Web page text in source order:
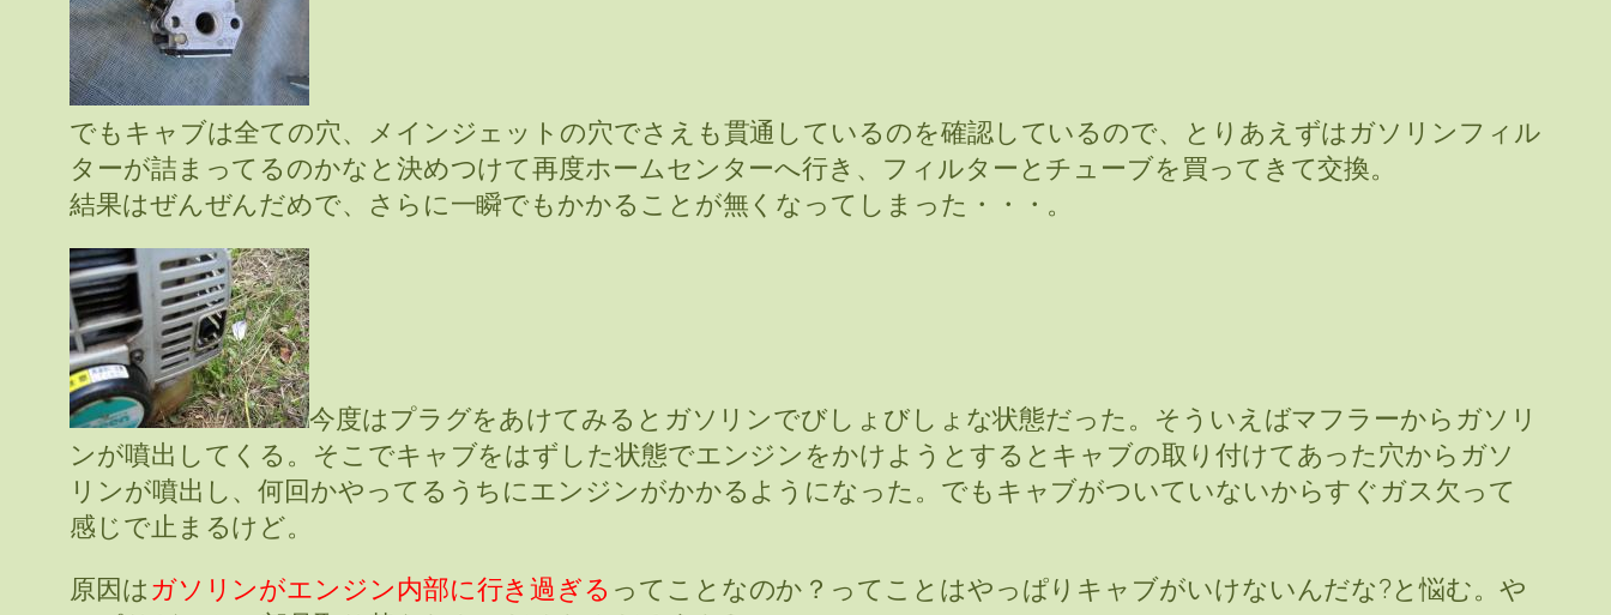
でもキャブは全ての穴、メインジェットの穴でさえも貫通しているのを確認しているので、とりあえずはガソリンフィル
ターが詰まってるのかなと決めつけて再度ホームセンターへ行き、フィルターとチューブを買ってきて交換。
結果はぜんぜんだめで、さらに一瞬でもかかることが無くなってしまった・・・。
今度はプラグをあけてみるとガソリンでびしょびしょな状態だった。そういえばマフラーからガソリ
ンが噴出してくる。そこでキャブをはずした状態でエンジンをかけようとするとキャブの取り付けてあった穴からガソ
リンが噴出し、何回かやってるうちにエンジンがかかるようになった。でもキャブがついていないからすぐガス欠って
感じで止まるけど。
原因はガソリンがエンジン内部に行き過ぎる ってことなのか？ってことはやっぱりキャブがいけないんだな?と悩む。や